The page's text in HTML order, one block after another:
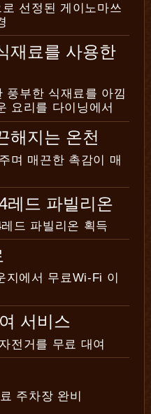
선정된 게이노마쓰
재료를 사용한
풍부한 식재료를 아낌
요리를 다이닝에서
해지는 온천
며 매끈한 촉감이 매
레드 파빌리온
드 파빌리온 획득
에서 무료Wi-Fi 이
서비스
전거를 무료 대여
주차장 완비